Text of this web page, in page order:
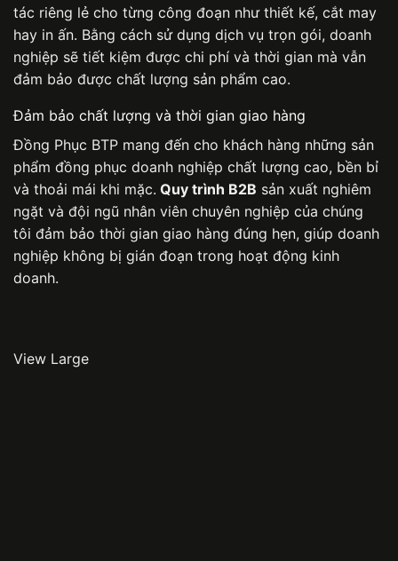
tác riêng lẻ cho từng công đoạn như thiết kế, cắt may
hay in ấn. Bằng cách sử dụng dịch vụ trọn gói, doanh
nghiệp sẽ tiết kiệm được chi phí và thời gian mà vẫn
đảm bảo được chất lượng sản phẩm cao.
Đảm bảo chất lượng và thời gian giao hàng
Đồng Phục BTP mang đến cho khách hàng những sản
phẩm đồng phục doanh nghiệp chất lượng cao, bền bỉ
và thoải mái khi mặc. Quy trình B2B sản xuất nghiêm
ngặt và đội ngũ nhân viên chuyên nghiệp của chúng
tôi đảm bảo thời gian giao hàng đúng hẹn, giúp doanh
nghiệp không bị gián đoạn trong hoạt động kinh
doanh.
View Large